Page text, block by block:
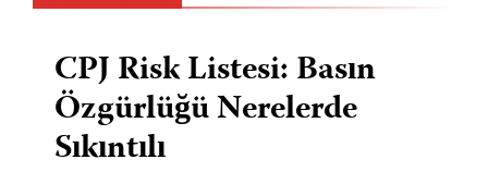
CPJ Risk Listesi: Basın
Özgürlüğü Nerelerde
Sıkıntılı